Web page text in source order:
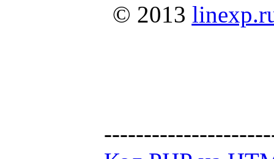
© 2013